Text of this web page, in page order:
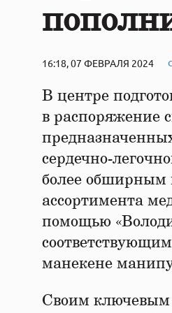
16:18, 07 ФЕВРАЛЯ 2024
В центре
в распоряжение
сердечно-
более обширным
ассортимента
помощью
манекене
Своим ключевым